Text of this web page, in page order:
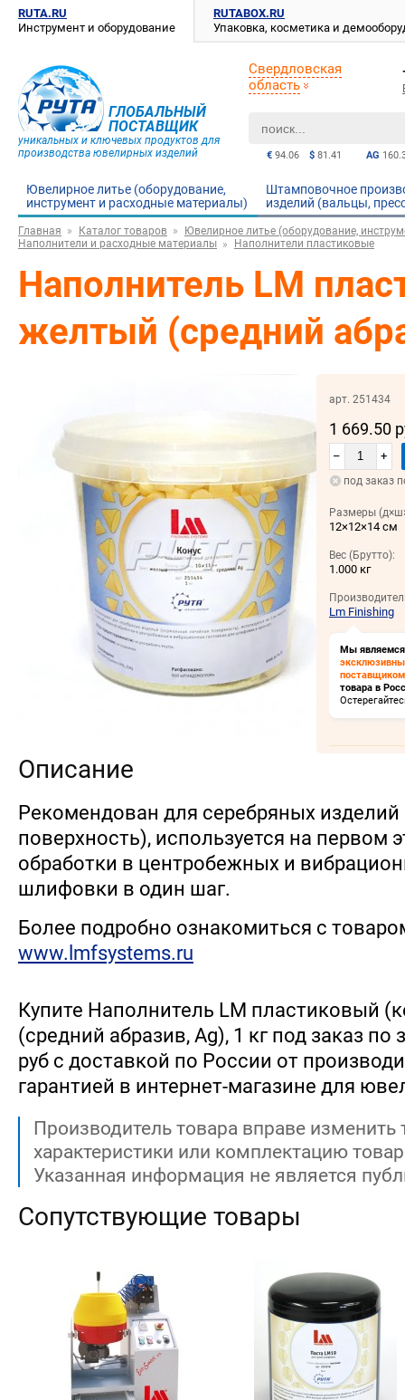
RUTA.RU
Инструмент и оборудование
RUTABOX.RU
Упаковка, косметика и
ГЛОБАЛЬНЫЙ
ПОСТАВЩИК
уникальных и ключевых продуктов для
производства ювелирных изделий
AG
€ 94.06 $ 81.41
Свердловская
область
Ювелирное литье (оборудование,
инструмент и расходные материалы)
Штамповочное
изделий (вальцы,
Главная Каталог товаров
Ювелирное литье (оборудование,
Наполнители и расходные материалы
Наполнители пластиковые
Наполнитель LM
желтый (средний
арт. 251434
1 669.50
– +
под заказ
Размеры
12×12×14 см
Вес (Брутто):
1.000 кг
Lm Finishing
Мы являемся
поставщиком
товара в
Описание
Рекомендован для серебряных
поверхность), используется на первом
обработки в центробежных и
шлифовки в один шаг.
Более подробно ознакомиться с
www.lmfsystems.ru
Купите Наполнитель LM пластиковый
(средний абразив, Ag), 1 кг под заказ по
руб с доставкой по России от
гарантией в интернет-магазине для
Производитель товара вправе изменить
характеристики или комплектацию
Указанная информация не является
Сопутствующие товары